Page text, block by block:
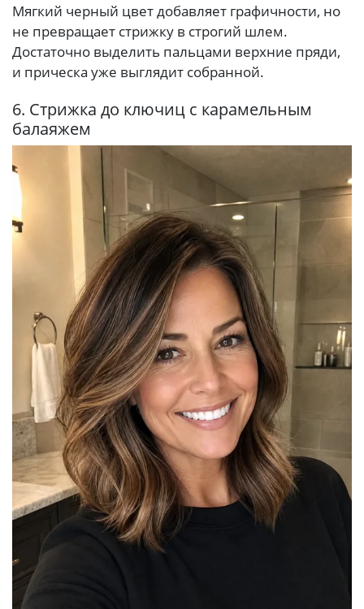
Мягкий черный цвет добавляет графичности, но
не превращает стрижку в строгий шлем.
Достаточно выделить пальцами верхние пряди,
и прическа уже выглядит собранной.
6. Стрижка до ключиц с карамельным
балаяжем